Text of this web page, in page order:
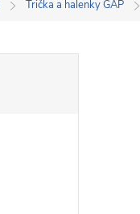
Trička a halenky GAP